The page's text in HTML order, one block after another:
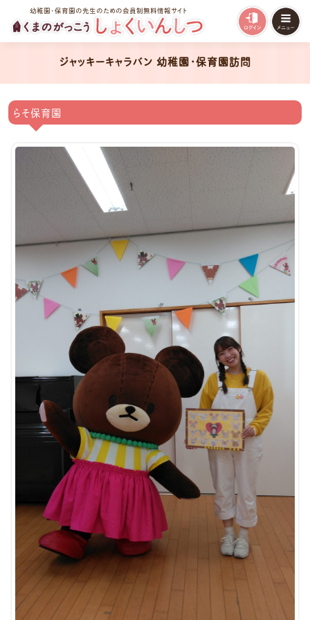
幼稚園・保育園の先生のための会員制無料情報サイト
ジャッキーキャラバン 幼稚園・保育園訪問
らそ保育園